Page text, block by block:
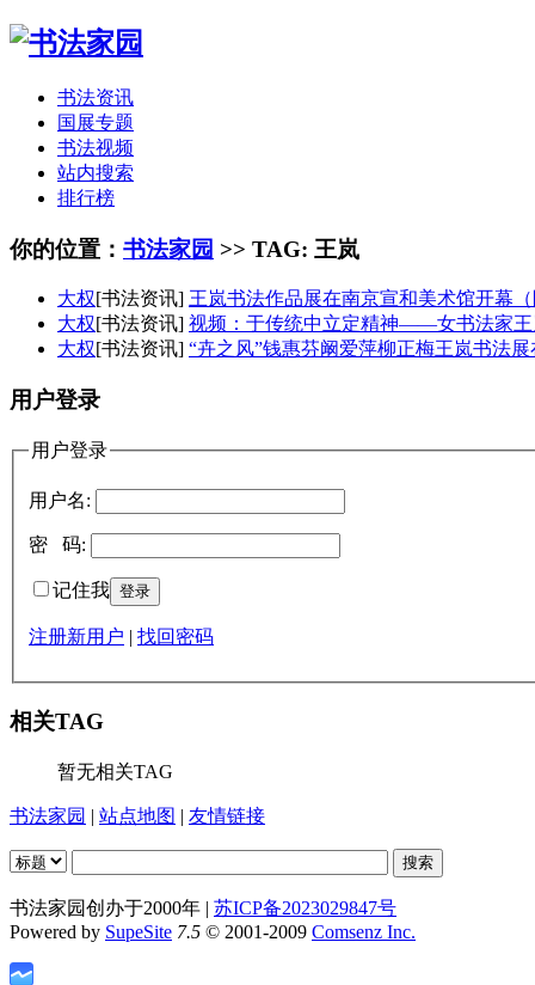
书法资讯
国展专题
书法视频
站内搜索
排行榜
你的位置： 书法家园 >> TAG: 王岚
大权[书法资讯] 王岚书法作品展在南京宣和美术馆开幕
大权[书法资讯] 视频：于传统中立定精神——女书法家
大权[书法资讯] “卉之风”钱惠芬阚爱萍柳正梅王岚书法
用户登录
用户登录
用户名:
密 码:
记住我
注册新用户 | 找回密码
相关TAG
暂无相关TAG
书法家园 | 站点地图 | 友情链接
书法家园创办于2000年 | 苏ICP备2023029847号
Powered by SupeSite 7.5 © 2001-2009 Comsenz Inc.